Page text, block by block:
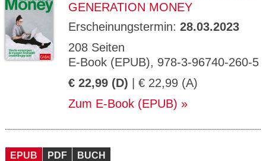
GENERATION MONEY
Erscheinungstermin: 28.03.2023
208 Seiten
E-Book (EPUB), 978-3-96740-260-5
€ 22,99 (D) | € 22,99 (A)
Zum E-Book (EPUB)
EPUB PDF BUCH